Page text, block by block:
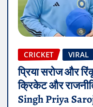
CRICKET VIRAL
प्रिया सरोज और
क्रिकेट और
Singh Priya